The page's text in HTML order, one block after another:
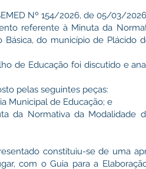
Nº 154/2026, de 05/03/
referente à Minuta da
Básica, do município de Plácido
de Educação foi discutido e
pelas seguintes peças:
Municipal de Educação; e
da Normativa da
constituiu-se de uma
com o Guia para a